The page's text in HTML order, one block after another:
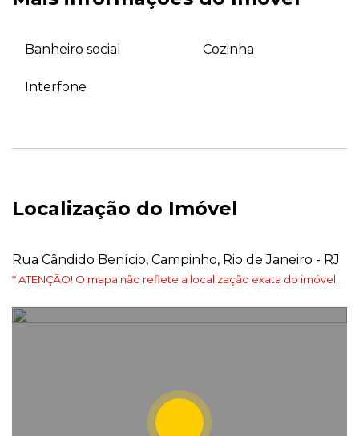
Banheiro social Cozinha
Interfone
Localização do Imóvel
Rua Cândido Benício, Campinho, Rio de Janeiro - RJ
* ATENÇÃO! O mapa não reflete a localização exata do imóvel.